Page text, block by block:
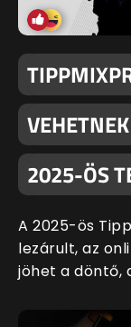
2025-ÖS
A 2025-ös
lezárult, az
jöhet a döntő,